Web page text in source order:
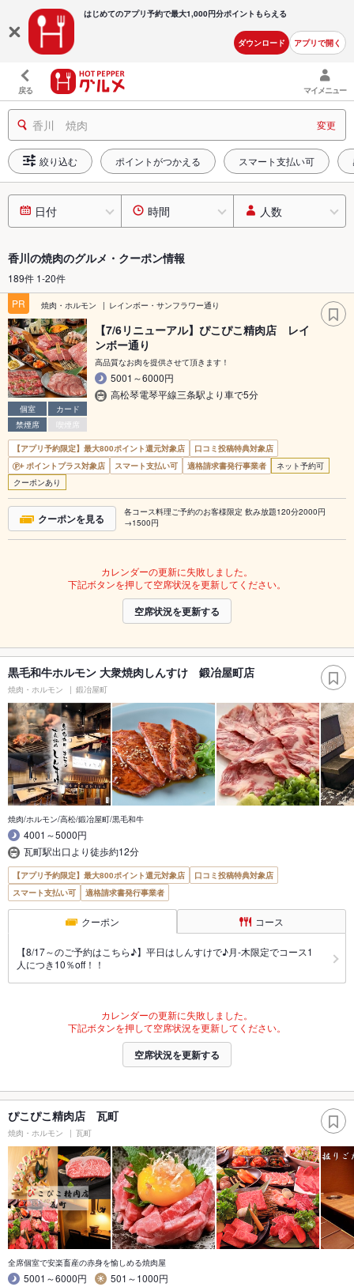
はじめてのアプリ予約で最大1,000円分ポイントもらえる
ダウンロード アプリで開く
戻る マイメニュー
香川 焼肉 変更
絞り込む ポイントがつかえる スマート支払い可
日付 時間 人数
香川の焼肉のグルメ・クーポン情報
189件 1-20件
PR
焼肉・ホルモン レインボー・サンフラワー通り
個室
カード
禁煙席
喫煙席
【7/6リニューアル】ぴこぴこ精肉店 レイ
ンボー通り
高品質なお肉を提供させて頂きます！
5001～6000円
高松琴電琴平線三条駅より車で5分
【アプリ予約限定】最大800ポイント還元対象店
口コミ投稿特典対象店
ポイントプラス対象店
スマート支払い可 適格請求書発行事業者
ネット予約可
クーポンあり
クーポンを見る
各コース料理ご予約のお客様限定 飲み放題120分2000円
→1500円
カレンダーの更新に失敗しました。
下記ボタンを押して空席状況を更新してください。
空席状況を更新する
黒毛和牛ホルモン 大衆焼肉しんすけ 鍛冶屋町店
焼肉・ホルモン 鍛冶屋町
焼肉/ホルモン/高松/鍛冶屋町/黒毛和牛
4001～5000円
瓦町駅出口より徒歩約12分
【アプリ予約限定】最大800ポイント還元対象店
口コミ投稿特典対象店
スマート支払い可
適格請求書発行事業者
クーポン コース
【8/17～のご予約はこちら♪】平日はしんすけで♪月-木限定でコース1
人につき10％off！！
カレンダーの更新に失敗しました。
下記ボタンを押して空席状況を更新してください。
空席状況を更新する
ぴこぴこ精肉店 瓦町
焼肉・ホルモン 瓦町
全席個室で安楽畜産の赤身を愉しめる焼肉屋
5001～6000円
501～1000円